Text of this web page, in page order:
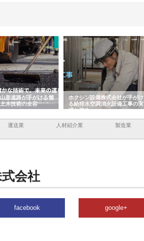
形道路が手がける舗
木技術の全容
ホクシン設備株式会社が手がけ
る給排水空調消火設備工事の実
績と強み
運送業 人材紹介業 製造業
会社
facebook google+